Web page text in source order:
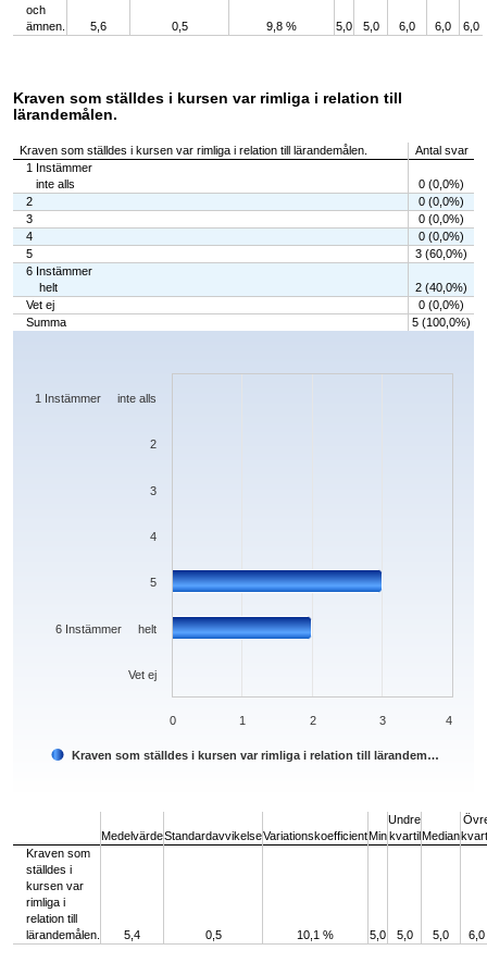
och
ämnen.
5,6 0,5 9,8 % 5,0 5,0 6,0 6,0 6,0
Kraven som ställdes i kursen var rimliga i relation till
lärandemålen.
Kraven som ställdes i kursen var rimliga i relation till lärandemålen.
Antal svar
1 Instämmer
inte alls
0 (0,0%)
2
0 (0,0%)
3
0 (0,0%)
4
0 (0,0%)
5
3 (60,0%)
6 Instämmer
helt
2 (40,0%)
Vet ej
0 (0,0%)
Summa
5 (100,0%)
Chart
The chart has 1 X axis displaying categories.
Kraven som ställdes i kursen var rimliga i relation till lärandem…
Vet ej
6 Instämmer helt
5
4
3
2
1 Instämmer inte alls
0 1 2 3 4
MedelvärdeStandardavvikelseVariationskoefficientMin
Undre
kvartil Median
Kraven som
ställdes i
kursen var
rimliga i
relation till
lärandemålen.
5,4 0,5 10,1 % 5,0 5,0 5,0 6,0